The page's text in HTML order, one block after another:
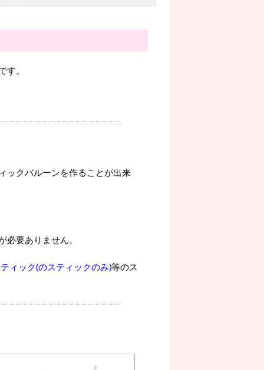
。
ックバルーンを作ることが出来
要ありません。
ィック(のスティックのみ)等のス